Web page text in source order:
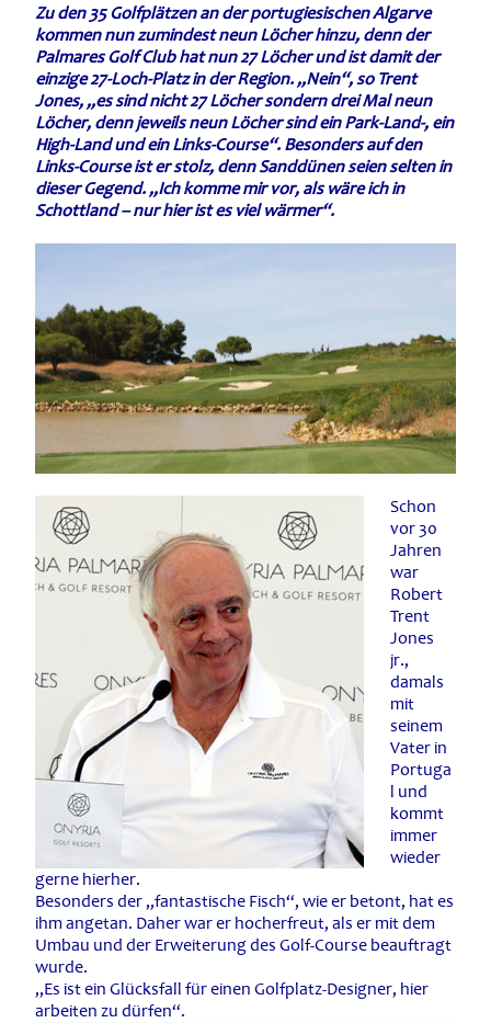
Zu den 35 Golfplätzen an der portugiesischen Algarve
kommen nun zumindest neun Löcher hinzu, denn der
Palmares Golf Club hat nun 27 Löcher und ist damit der
einzige 27-Loch-Platz in der Region. „Nein“, so Trent
Jones, „es sind nicht 27 Löcher sondern drei Mal neun
Löcher, denn jeweils neun Löcher sind ein Park-Land-, ein
High-Land und ein Links-Course“. Besonders auf den
Links-Course ist er stolz, denn Sanddünen seien selten in
dieser Gegend. „Ich komme mir vor, als wäre ich in
Schottland – nur hier ist es viel wärmer“.
Schon
vor 30
Jahren
war
Robert
Trent
Jones
jr.,
damals
mit
seinem
Vater in
Portuga
l und
kommt
immer
wieder
gerne hierher.
Besonders der „fantastische Fisch“, wie er betont, hat es
ihm angetan. Daher war er hocherfreut, als er mit dem
Umbau und der Erweiterung des Golf-Course beauftragt
wurde.
„Es ist ein Glücksfall für einen Golfplatz-Designer, hier
arbeiten zu dürfen“.